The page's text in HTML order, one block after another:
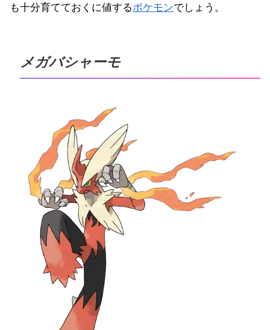
も十分育てておくに値するポケモンでしょう。
メガバシャーモ